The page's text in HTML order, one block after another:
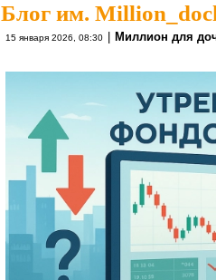
Блог им.
15 января 2026, 08:30 Миллион для